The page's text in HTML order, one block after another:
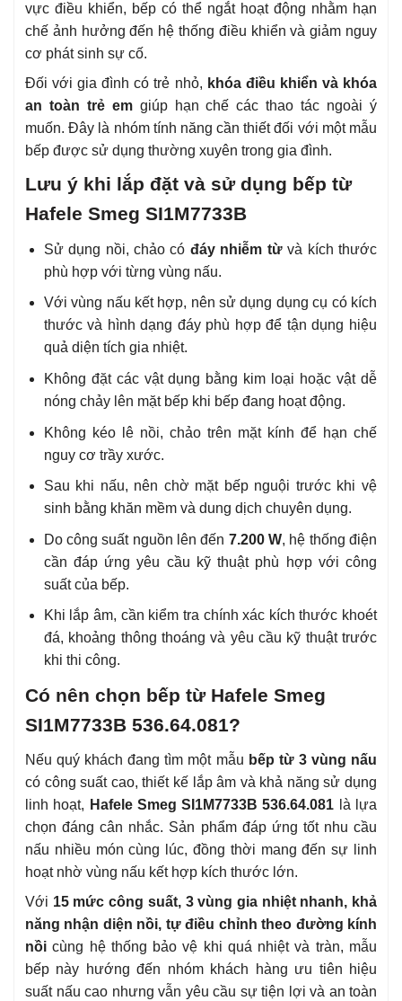
vực điều khiển, bếp có thể ngắt hoạt động nhằm hạn
chế ảnh hưởng đến hệ thống điều khiển và giảm nguy
cơ phát sinh sự cố.
Đối với gia đình có trẻ nhỏ, khóa điều khiển và khóa
an toàn trẻ emgiúp hạn chế các thao tác ngoài ý
muốn. Đây là nhóm tính năng cần thiết đối với một mẫu
bếp được sử dụng thường xuyên trong gia đình.
Lưu ý khi lắp đặt và sử dụng bếp từ
Hafele Smeg SI1M7733B
Sử dụng nồi, chảo có đáy nhiễm từvà kích thước
phù hợp với từng vùng nấu.
Với vùng nấu kết hợp, nên sử dụng dụng cụ có kích
thước và hình dạng đáy phù hợp để tận dụng hiệu
quả diện tích gia nhiệt.
Không đặt các vật dụng bằng kim loại hoặc vật dễ
nóng chảy lên mặt bếp khi bếp đang hoạt động.
Không kéo lê nồi, chảo trên mặt kính để hạn chế
nguy cơ trầy xước.
Sau khi nấu, nên chờ mặt bếp nguội trước khi vệ
sinh bằng khăn mềm và dung dịch chuyên dụng.
Do công suất nguồn lên đến 7.200 W, hệ thống điện
cần đáp ứng yêu cầu kỹ thuật phù hợp với công
suất của bếp.
Khi lắp âm, cần kiểm tra chính xác kích thước khoét
đá, khoảng thông thoáng và yêu cầu kỹ thuật trước
khi thi công.
Có nên chọn bếp từ Hafele Smeg
SI1M7733B 536.64.081?
Nếu quý khách đang tìm một mẫu bếp từ 3 vùng nấu
có công suất cao, thiết kế lắp âm và khả năng sử dụng
linh hoạt, Hafele Smeg SI1M7733B 536.64.081 là lựa
chọn đáng cân nhắc. Sản phẩm đáp ứng tốt nhu cầu
nấu nhiều món cùng lúc, đồng thời mang đến sự linh
hoạt nhờ vùng nấu kết hợp kích thước lớn.
Với 15 mức công suất, 3 vùng gia nhiệt nhanh, khả
năng nhận diện nồi, tự điều chỉnh theo đường kính
nồi cùng hệ thống bảo vệ khi quá nhiệt và tràn, mẫu
bếp này hướng đến nhóm khách hàng ưu tiên hiệu
suất nấu cao nhưng vẫn yêu cầu sự tiện lợi và an toàn